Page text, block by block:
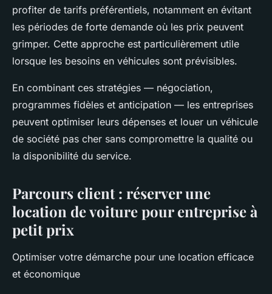
profiter de tarifs préférentiels, notamment en évitant
les périodes de forte demande où les prix peuvent
grimper. Cette approche est particulièrement utile
lorsque les besoins en véhicules sont prévisibles.
En combinant ces stratégies — négociation,
programmes fidèles et anticipation — les entreprises
peuvent optimiser leurs dépenses et louer un véhicule
de société pas cher sans compromettre la qualité ou
la disponibilité du service.
Parcours client : réserver une
location de voiture pour entreprise à
petit prix
Optimiser votre démarche pour une location efficace
et économique